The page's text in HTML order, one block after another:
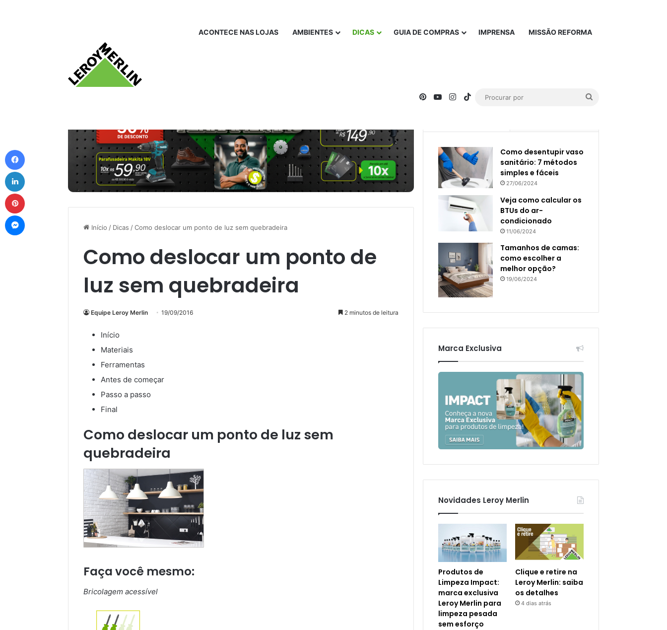
ACONTECE NAS LOJAS AMBIENTES DICAS GUIA DE COMPRAS IMPRENSA MISSÃO REFORMA
PinterestYouTubeInstagram
TikTok
Início / Dicas /Como deslocar um ponto de luz sem quebradeira
Como deslocar um ponto de
luz sem quebradeira
Equipe Leroy Merlin 19/09/2016 2 minutos de leitura
Início
Materiais
Ferramentas
Antes de começar
Passo a passo
Final
Como deslocar um ponto de luz sem
quebradeira
Faça você mesmo:
Bricolagem acessível
Como desentupir vaso
sanitário: 7 métodos
simples e fáceis
27/06/2024
Veja como calcular os
BTUs do ar-
condicionado
11/06/2024
Tamanhos de camas:
como escolher a
melhor opção?
19/06/2024
Marca Exclusiva
Novidades Leroy Merlin
Produtos de
Limpeza Impact:
marca exclusiva
Leroy Merlin para
limpeza pesada
sem esforço
Clique e retire na
Leroy Merlin: saiba
os detalhes
4 dias atrás